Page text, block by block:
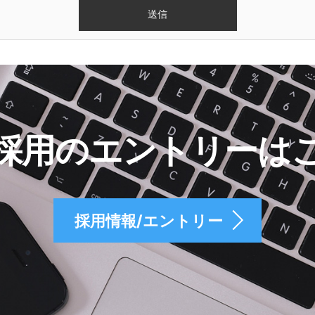
用のエントリーは
採用情報/エントリー